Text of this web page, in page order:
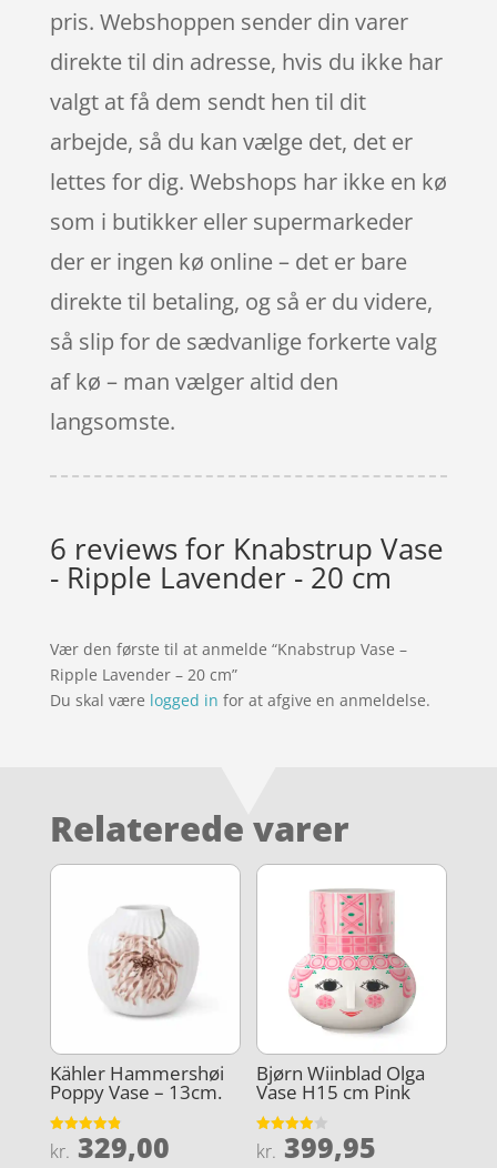
pris. Webshoppen sender din varer
direkte til din adresse, hvis du ikke har
valgt at få dem sendt hen til dit
arbejde, så du kan vælge det, det er
lettes for dig. Webshops har ikke en kø
som i butikker eller supermarkeder
der er ingen kø online – det er bare
direkte til betaling, og så er du videre,
så slip for de sædvanlige forkerte valg
af kø – man vælger altid den
langsomste.
6 reviews for Knabstrup Vase
- Ripple Lavender - 20 cm
Vær den første til at anmelde “Knabstrup Vase –
Ripple Lavender – 20 cm”
Du skal være logged in for at afgive en anmeldelse.
Relaterede varer
Kähler Hammershøi
Poppy Vase – 13cm.
Vurderet
4.9
kr. 329,00
Bjørn Wiinblad Olga
Vase H15 cm Pink
Vurderet
3.9
kr. 399,95